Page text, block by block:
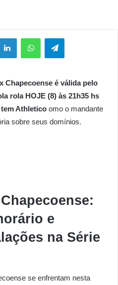
LinkedinWhatsAppTelegram
Chapecoense é válida pelo
rola HOJE (8) às 21h35 hs
tem Athletico omo o mandante
sobre seus domínios.
e
na Série
se enfrentam nesta